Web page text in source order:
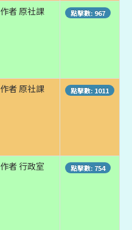
作者 原社課 點擊數: 967
作者 原社課 點擊數: 1011
作者 行政室 點擊數: 754